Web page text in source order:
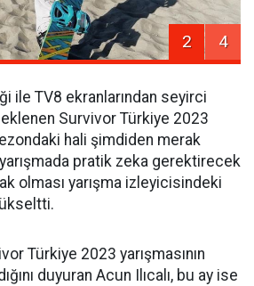
2 4
ile TV8 ekranlarından seyirci
Survivor Türkiye 2023
hali şimdiden merak
pratik zeka gerektirecek
olması yarışma izleyicisindeki
Türkiye 2023 yarışmasının
duyuran Acun Ilıcalı, bu ay ise